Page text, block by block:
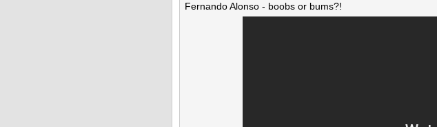
Fernando Alonso - boobs or bums?!